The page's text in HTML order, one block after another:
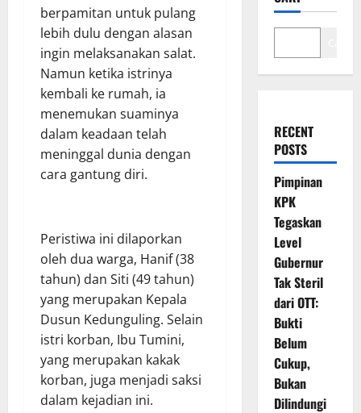
berpamitan untuk pulang
lebih dulu dengan alasan
ingin melaksanakan salat.
Namun ketika istrinya
kembali ke rumah, ia
menemukan suaminya
dalam keadaan telah
meninggal dunia dengan
cara gantung diri.
Peristiwa ini dilaporkan
oleh dua warga, Hanif (38
tahun) dan Siti (49 tahun)
yang merupakan Kepala
Dusun Kedunguling. Selain
istri korban, Ibu Tumini,
yang merupakan kakak
korban, juga menjadi saksi
dalam kejadian ini.
RECENT
POSTS
Pimpinan
KPK
Tegaskan
Level
Gubernur
Tak Steril
dari OTT:
Bukti
Belum
Cukup,
Bukan
Dilindungi